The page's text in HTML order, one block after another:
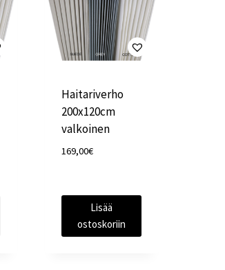
Haitariverho
200x120cm
valkoinen
169,00€
Lisää
ostoskoriin